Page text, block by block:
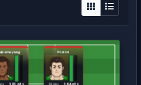
Platini
32 ans